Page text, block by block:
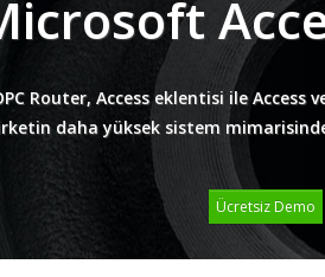
Router, Access eklentisi ile Access
daha yüksek sistem
Ücretsiz Demo